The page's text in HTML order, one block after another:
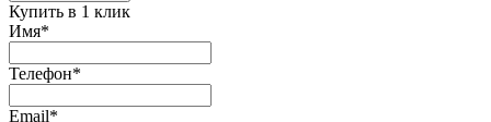
Купить в 1 клик
Имя*
Телефон*
Email*